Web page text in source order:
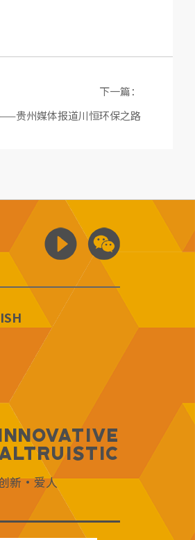
下一篇：
贵州媒体报道川恒环保之路
Altruistic
新·爱人